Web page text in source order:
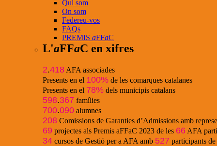
Qui som
On som
Federeu-vos
FAQs
PREMIS aFFaC
L'aFFaC en xifres
2.418 AFA associades
Presents en el 100% de les comarques catalanes
Presents en el 78% dels municipis catalans
598.367 famílies
700.090 alumnes
208 Comissions de Garanties d’Admissions amb
69 projectes als Premis aFFaC 2023 de les 66 AFA
34 cursos de Gestió per a AFA amb 527 participants de